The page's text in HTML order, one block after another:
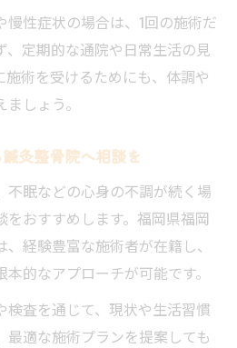
慢性症状の場合は、1回の施術だ
、定期的な通院や日常生活の見
術を受けるためにも、体調や
しょう。
灸整骨院へ相談を
不眠などの心身の不調が続く場
おすすめします。福岡県福岡
経験豊富な施術者が在籍し、
的なアプローチが可能です。
査を通じて、現状や生活習慣
最適な施術プランを提案しても